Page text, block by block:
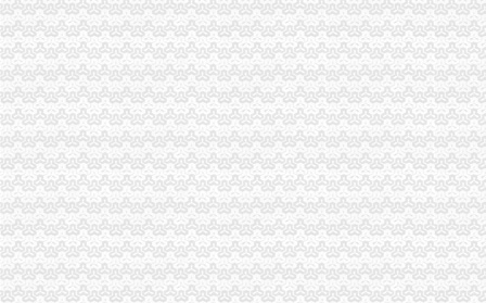
[重庆渝中区]瑞安重庆天地室内设计[信息有效期：6天]-我要设计-室内
渝中区重庆天地精装两房绝版户型限量团购热销,重庆天地二手房,
请问渝中区重庆天地这附近有什么送外卖的啊急求_重庆吧_百度贴吧
重庆海外旅业（旅行社）集团有限公司渝中区重庆天地门市部
重庆天地和-渝中区金石巷业主采访—在线播放—优酷网,高清在
重庆天地高层销售领跑楼市|重庆|渝中区_凤凰资讯
【图】邻解放碑洪崖洞重庆天地北欧简约大床房_渝中区短租公寓_途家
渝中区华龙桥重庆天地分析.ppt